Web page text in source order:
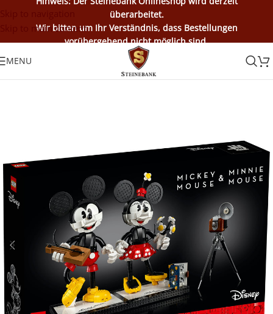
überarbeitet.
Wir bitten um Ihr Verständnis, dass Bestellungen
vorübergehend nicht möglich sind.
Skip to main content
MENU